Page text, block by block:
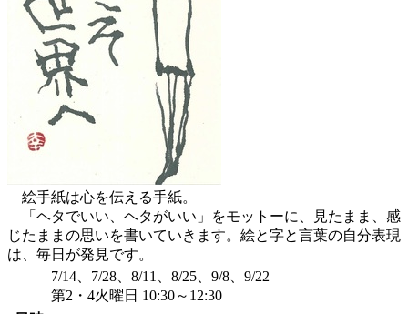
絵手紙は心を伝える手紙。
「ヘタでいい、ヘタがいい」をモットーに、見たまま、感
じたままの思いを書いていきます。絵と字と言葉の自分表現
は、毎日が発見です。
7/14、7/28、8/11、8/25、9/8、9/22
第2・4火曜日 10:30～12:30